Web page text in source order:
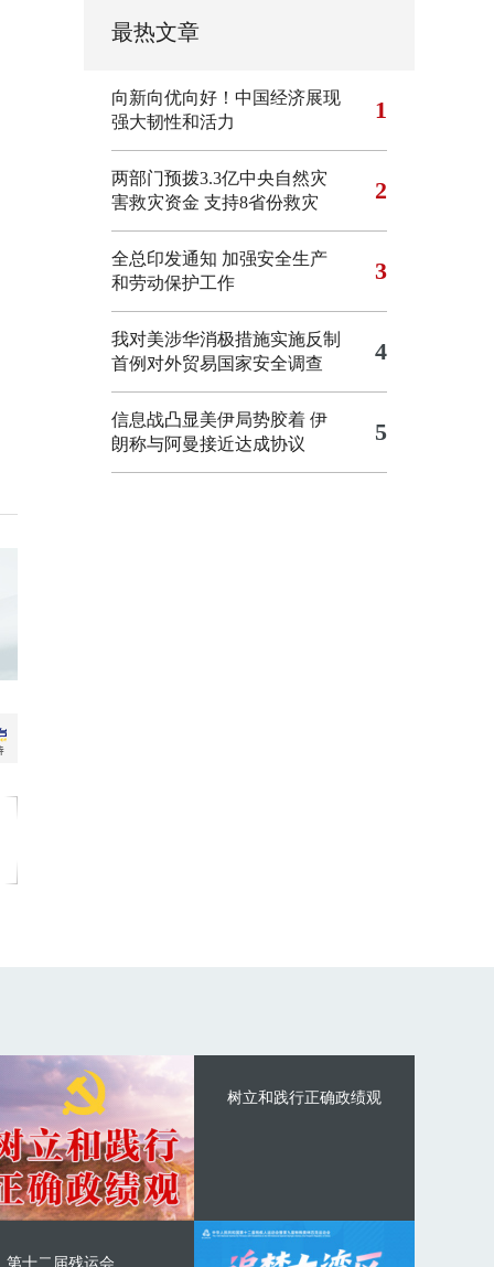
最热文章
向新向优向好！中国经济展现
强大韧性和活力
1
两部门预拨3.3亿中央自然灾
害救灾资金 支持8省份救灾
2
全总印发通知 加强安全生产
和劳动保护工作
3
我对美涉华消极措施实施反制
首例对外贸易国家安全调查
4
信息战凸显美伊局势胶着 伊
朗称与阿曼接近达成协议
5
树立和践行正确政绩观
第十二届残运会